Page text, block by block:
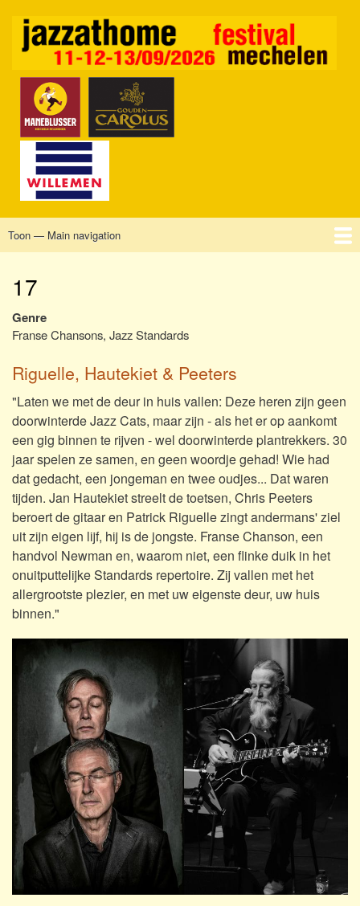
de
Main
Toon — Main navigation
17
Genre
Franse Chansons, Jazz Standards
Riguelle, Hautekiet & Peeters
"Laten we met de deur in huis vallen: Deze heren zijn geen
doorwinterde Jazz Cats, maar zijn - als het er op aankomt
een gig binnen te rijven - wel doorwinterde plantrekkers. 30
jaar spelen ze samen, en geen woordje gehad! Wie had
dat gedacht, een jongeman en twee oudjes... Dat waren
tijden. Jan Hautekiet streelt de toetsen, Chris Peeters
beroert de gitaar en Patrick Riguelle zingt andermans' ziel
uit zijn eigen lijf, hij is de jongste. Franse Chanson, een
handvol Newman en, waarom niet, een flinke duik in het
onuitputtelijke Standards repertoire. Zij vallen met het
allergrootste plezier, en met uw eigenste deur, uw huis
binnen."